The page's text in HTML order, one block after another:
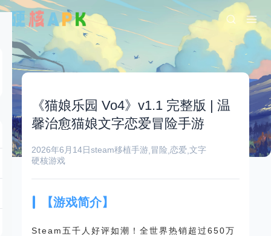
《猫娘乐园 Vo4》v1.1 完整版 | 温
馨治愈猫娘文字恋爱冒险手游
2026年6月14日steam移植手游 冒险 恋爱 文字
硬核游戏
【游戏简介】
Steam五千人好评如潮！全世界热销超过650万